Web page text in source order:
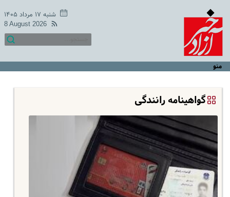
شنبه ۱۷ مرداد ۱۴۰۵
8 August 2026
منو
گواهینامه‌ رانندگی